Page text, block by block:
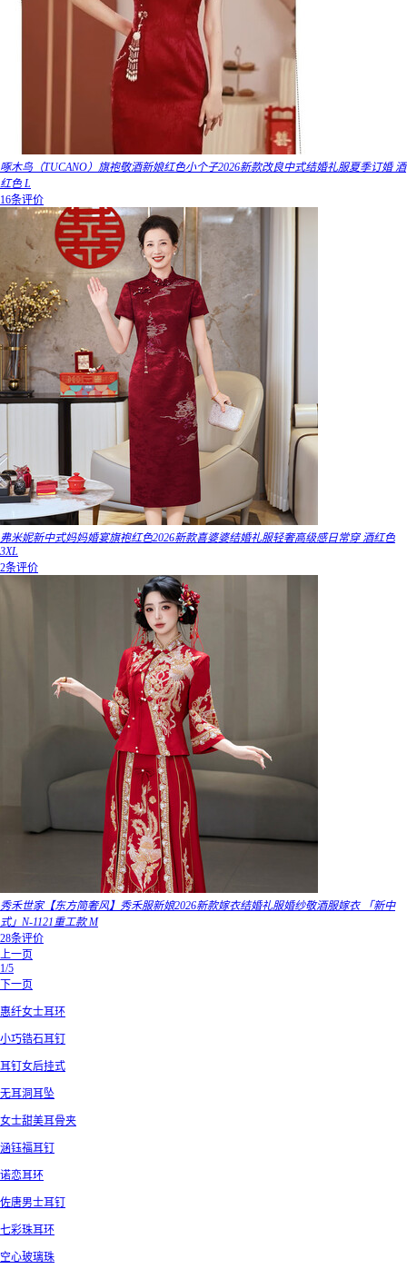
啄木鸟（TUCANO）旗袍敬酒新娘红色小个子2026新款改良中式结婚礼服夏季订婚 酒
红色 L
16条评价
弗米妮新中式妈妈婚宴旗袍红色2026新款喜婆婆结婚礼服轻奢高级感日常穿 酒红色
3XL
2条评价
秀禾世家【东方简奢风】秀禾服新娘2026新款嫁衣结婚礼服婚纱敬酒服嫁衣 「新中
式」N-1121重工款 M
28条评价
上一页
1/5
下一页
惠纤女士耳环
小巧锆石耳钉
耳钉女后挂式
无耳洞耳坠
女士甜美耳骨夹
涵钰福耳钉
诺恋耳环
佐唐男士耳钉
七彩珠耳环
空心玻璃珠